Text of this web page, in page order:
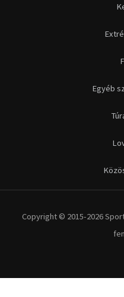
Egyéb
Copyright © 2015-2026